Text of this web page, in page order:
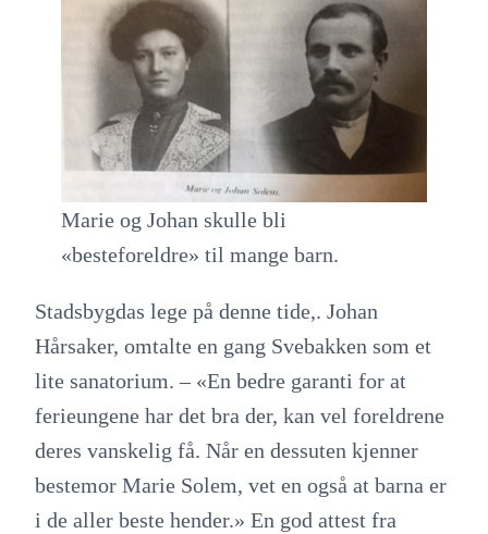
Marie og Johan skulle bli
«besteforeldre» til mange barn.
Stadsbygdas lege på denne tide,. Johan
Hårsaker, omtalte en gang Svebakken som et
lite sanatorium. – «En bedre garanti for at
ferieungene har det bra der, kan vel foreldrene
deres vanskelig få. Når en dessuten kjenner
bestemor Marie Solem, vet en også at barna er
i de aller beste hender.» En god attest fra